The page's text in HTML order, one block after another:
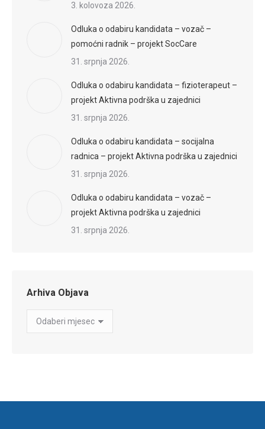
3. kolovoza 2026.
Odluka o odabiru kandidata – vozač –
pomoćni radnik – projekt SocCare
31. srpnja 2026.
Odluka o odabiru kandidata – fizioterapeut –
projekt Aktivna podrška u zajednici
31. srpnja 2026.
Odluka o odabiru kandidata – socijalna
radnica – projekt Aktivna podrška u zajednici
31. srpnja 2026.
Odluka o odabiru kandidata – vozač –
projekt Aktivna podrška u zajednici
31. srpnja 2026.
Arhiva Objava
Arhiva
Objava